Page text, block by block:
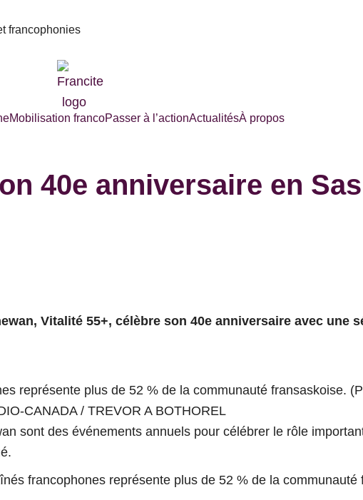
francophonies
Mobilisation francoPasser à l’actionActualitésÀ propos
40e anniversaire en
Vitalité 55+, célèbre son 40e anniversaire avec une
représente plus de 52 % de la communauté fransaskoise.
CANADA / TREVOR A BOTHOREL
sont des événements annuels pour célébrer le rôle
francophones représente plus de 52 % de la communauté